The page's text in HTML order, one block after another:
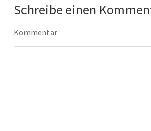
Schreibe einen
Kommentar